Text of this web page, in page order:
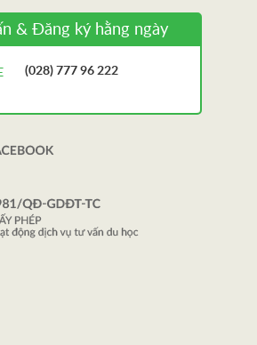
& Đăng ký hằng ngày
(028) 777 96 222